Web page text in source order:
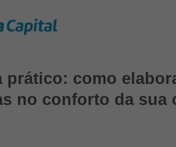
prático: como
no conforto da sua